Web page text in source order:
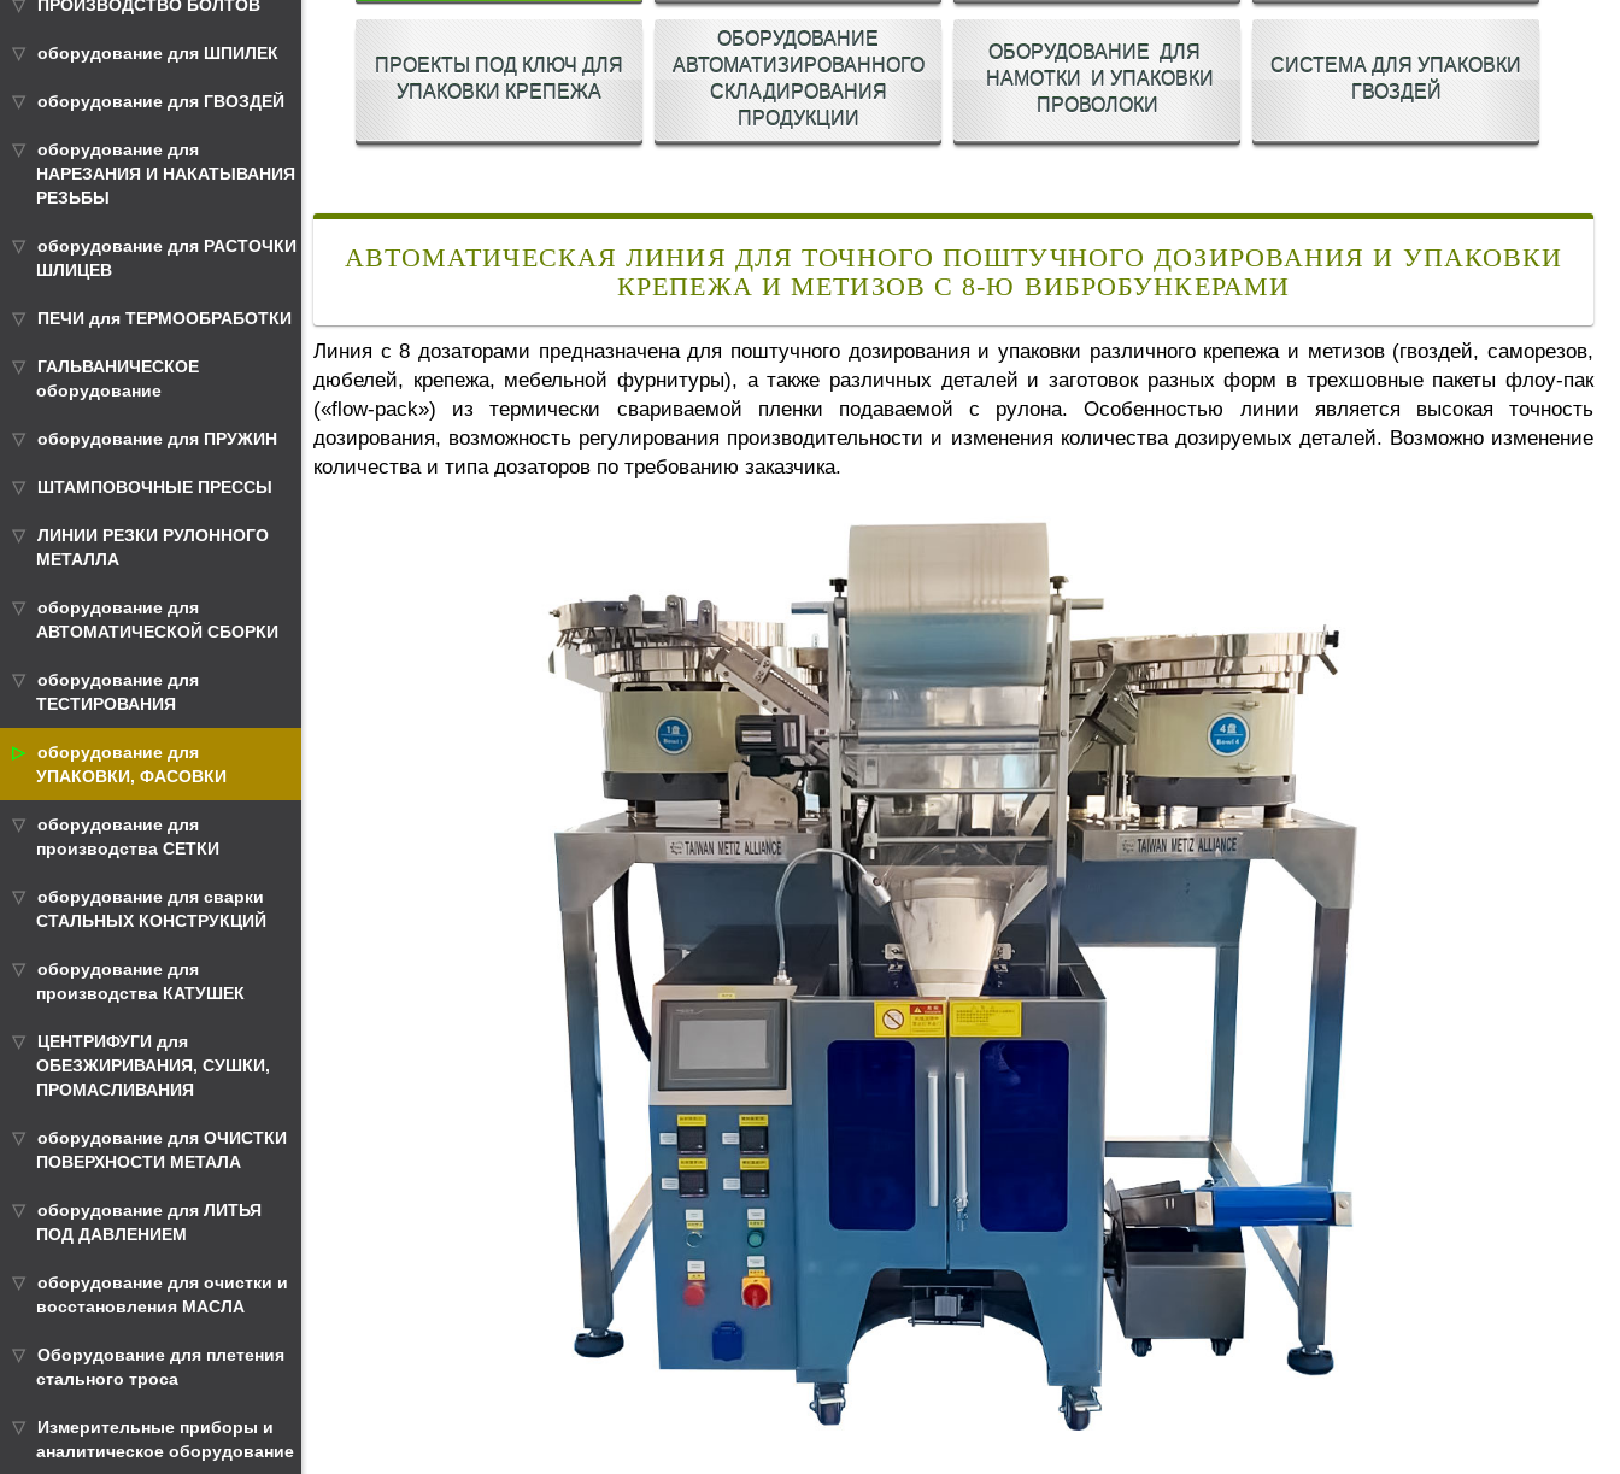
ПРОИЗВОДСТВО БОЛТОВ
оборудование для ШПИЛЕК
оборудование для ГВОЗДЕЙ
оборудование для
НАРЕЗАНИЯ И НАКАТЫВАНИЯ
РЕЗЬБЫ
оборудование для РАСТОЧКИ
ШЛИЦЕВ
ПЕЧИ для ТЕРМООБРАБОТКИ
ГАЛЬВАНИЧЕСКОЕ
оборудование
оборудование для ПРУЖИН
ШТАМПОВОЧНЫЕ ПРЕССЫ
ЛИНИИ РЕЗКИ РУЛОННОГО
МЕТАЛЛА
оборудование для
АВТОМАТИЧЕСКОЙ СБОРКИ
оборудование для
ТЕСТИРОВАНИЯ
оборудование для
УПАКОВКИ, ФАСОВКИ
оборудование для
производства СЕТКИ
оборудование для сварки
СТАЛЬНЫХ КОНСТРУКЦИЙ
оборудование для
производства КАТУШЕК
ЦЕНТРИФУГИ для
ОБЕЗЖИРИВАНИЯ, СУШКИ,
ПРОМАСЛИВАНИЯ
оборудование для ОЧИСТКИ
ПОВЕРХНОСТИ МЕТАЛА
оборудование для ЛИТЬЯ
ПОД ДАВЛЕНИЕМ
оборудование для очистки и
восстановления МАСЛА
Оборудование для плетения
стального троса
Измерительные приборы и
аналитическое оборудование
ПРОЕКТЫ ПОД КЛЮЧ ДЛЯ
УПАКОВКИ КРЕПЕЖА
ОБОРУДОВАНИЕ
АВТОМАТИЗИРОВАННОГО
СКЛАДИРОВАНИЯ
ПРОДУКЦИИ
ОБОРУДОВАНИЕ ДЛЯ
НАМОТКИ И УПАКОВКИ
ПРОВОЛОКИ
СИСТЕМА ДЛЯ УПАКОВКИ
ГВОЗДЕЙ
АВТОМАТИЧЕСКАЯ ЛИНИЯ ДЛЯ ТОЧНОГО ПОШТУЧНОГО ДОЗИРОВАНИЯ И УПАКОВКИ
КРЕПЕЖА И МЕТИЗОВ С 8-Ю ВИБРОБУНКЕРАМИ
Линия с 8 дозаторами предназначена для поштучного дозирования и упаковки различного крепежа и метизов (гвоздей, саморезов,
дюбелей, крепежа, мебельной фурнитуры), а также различных деталей и заготовок разных форм в трехшовные пакеты флоу-пак
(«flow-pack») из термически свариваемой пленки подаваемой с рулона. Особенностью линии является высокая точность
дозирования, возможность регулирования производительности и изменения количества дозируемых деталей. Возможно изменение
количества и типа дозаторов по требованию заказчика.